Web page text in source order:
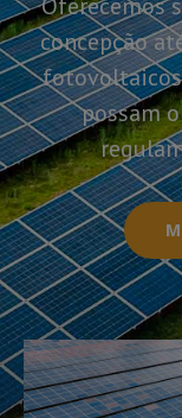
concepção
possam